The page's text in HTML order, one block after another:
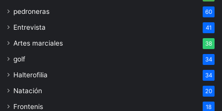
pedroneras 60
Entrevista 41
Artes marciales 38
golf 34
Halterofilia 34
Natación 20
Frontenis 18